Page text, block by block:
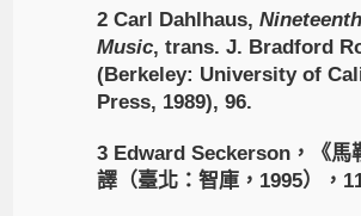
2 Carl Dahlhaus,
Music, trans. J. Bradford
(Berkeley: University of
Press, 1989), 96.
3 Edward Seckerson，《馬
譯（臺北：智庫，1995），